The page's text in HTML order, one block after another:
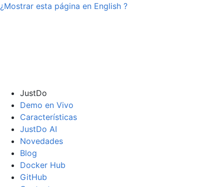
¿Mostrar esta página en English ?
JustDo
Demo en Vivo
Características
JustDo AI
Novedades
Blog
Docker Hub
GitHub